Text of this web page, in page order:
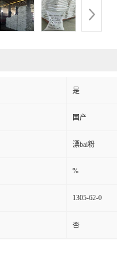
是
国产
漂bai粉
%
1305-62-0
否